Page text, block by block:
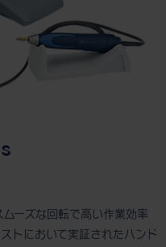
ーズな回転で高い作業効率
トにおいて実証されたハンド